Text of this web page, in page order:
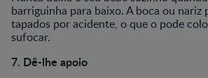
barriguinha para baixo. A boca ou nariz
tapados por acidente, o que o pode
sufocar.
7. Dê-lhe apoio